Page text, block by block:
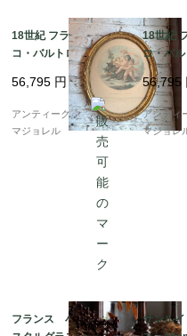
18世紀 フランチェス
コ・バルトロッツィの
銅版画が入ったオーバ
ルゴールドフレーム 7
56,795 円
アンティークギャラリー
マジョレル
18世紀
コ・バ
銅版画
ルゴー
421_02
56,795
アンティ
マジョレ
フランス 小さなクリ
サンル